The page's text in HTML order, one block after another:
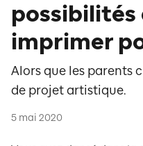
possibilités
imprimer
Alors que les parents
de projet artistique.
5 mai 2020